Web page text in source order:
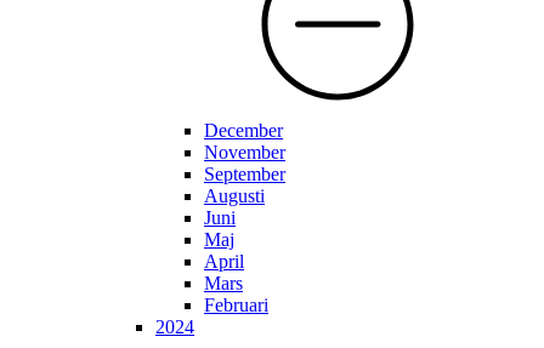
December
November
September
Augusti
Juni
Maj
April
Mars
Februari
2024